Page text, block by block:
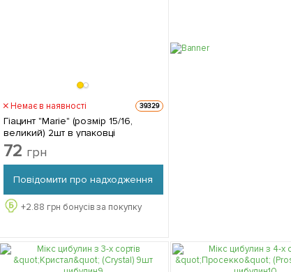
Немає в наявності 39329
Гіацинт "Marie" (розмір 15/16,
великий) 2шт в упаковці
72 грн
Повідомити про надходження
+2.88 грн бонусів за покупку